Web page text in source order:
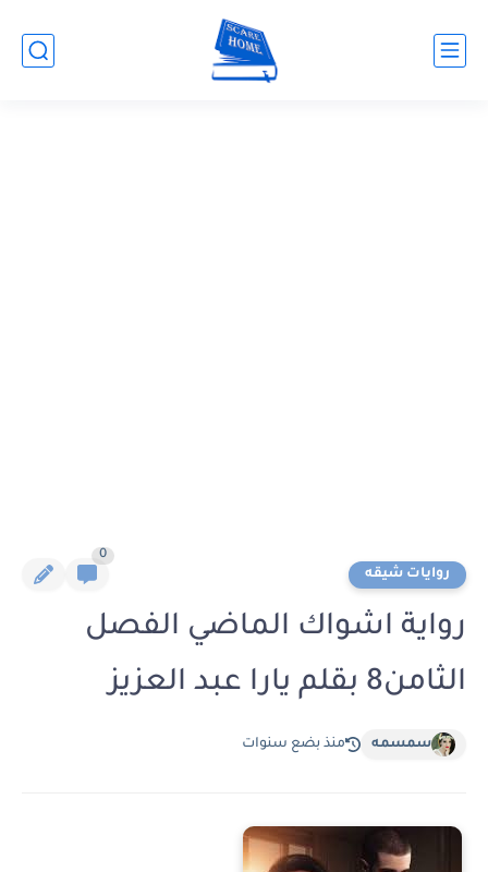
روايات شيقه
0
رواية اشواك الماضي الفصل
الثامن8 بقلم يارا عبد العزيز
سمسمه منذ بضع سنوات